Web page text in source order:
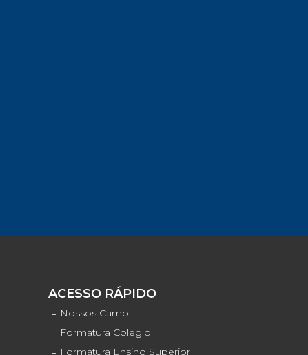
ACESSO RÁPIDO
Nossos Campi
Formatura Colégio
Formatura Ensino Superior